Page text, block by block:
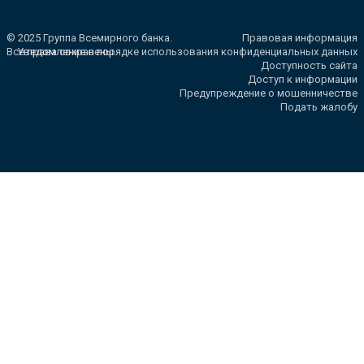
© 2025 Группа Всемирного банка.
Все права сохранены.
Правовая информация
Уведомление о порядке использования конфиденциальных данных
Доступность сайта
Доступ к информации
Предупреждение о мошенничестве
Подать жалобу